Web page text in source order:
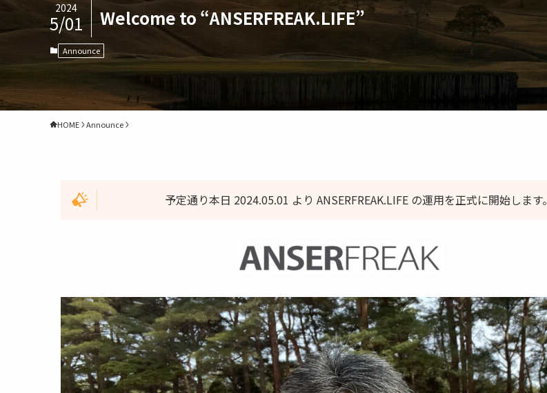
Welcome to “ANSERFREAK.LIFE”
2024
5/01
Announce
HOME Announce
予定通り本日 2024.05.01 より ANSERFREAK.LIFE の運用を正式に開始します。